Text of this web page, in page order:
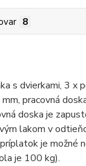
8
s dvierkami, 3 x
pracovná
doska je
lakom v
je možné
je 100 kg).